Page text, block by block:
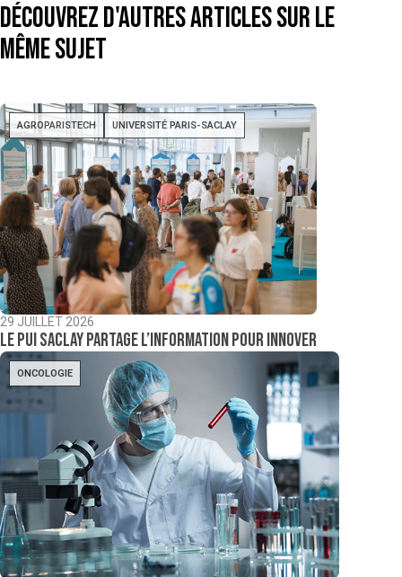
Découvrez d'autres articles sur le
même sujet
AGROPARISTECH UNIVERSITÉ PARIS-SACLAY
29 JUILLET 2026
Le PUI Saclay partage l’information pour innover
ONCOLOGIE